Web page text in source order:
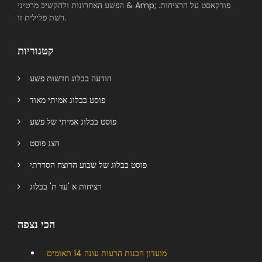
הפשע האחרונות ולהקשיב מרטיני & Amp; פודקאסט על הרציחות.
רשת פלילית זו.
קטגוריות
הודעה בבלוג חדשות פשע
פוסט בבלוג אמיתי מאוד
פוסט בבלוג אמיתי של פשע
הצג פוסט
פוסט בבלוג של שבוע הרוצח הסדרתי
רציחות א 'עד ת' בבלוג
הכי נצפה
מועדון הבנות הרעות עונה 14 תאומים